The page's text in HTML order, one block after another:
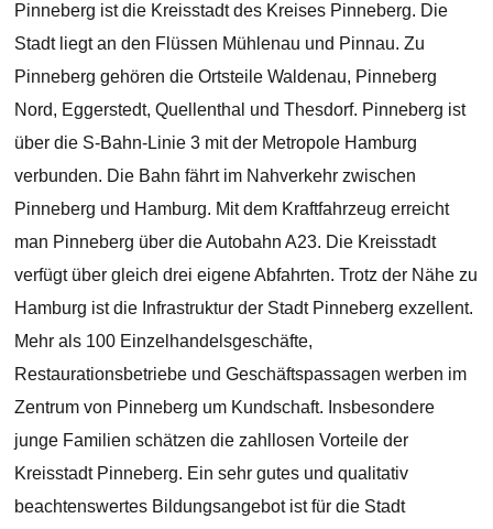
Pinneberg ist die Kreisstadt des Kreises Pinneberg. Die
Stadt liegt an den Flüssen Mühlenau und Pinnau. Zu
Pinneberg gehören die Ortsteile Waldenau, Pinneberg
Nord, Eggerstedt, Quellenthal und Thesdorf. Pinneberg ist
über die S-Bahn-Linie 3 mit der Metropole Hamburg
verbunden. Die Bahn fährt im Nahverkehr zwischen
Pinneberg und Hamburg. Mit dem Kraftfahrzeug erreicht
man Pinneberg über die Autobahn A23. Die Kreisstadt
verfügt über gleich drei eigene Abfahrten. Trotz der Nähe zu
Hamburg ist die Infrastruktur der Stadt Pinneberg exzellent.
Mehr als 100 Einzelhandelsgeschäfte,
Restaurationsbetriebe und Geschäftspassagen werben im
Zentrum von Pinneberg um Kundschaft. Insbesondere
junge Familien schätzen die zahllosen Vorteile der
Kreisstadt Pinneberg. Ein sehr gutes und qualitativ
beachtenswertes Bildungsangebot ist für die Stadt